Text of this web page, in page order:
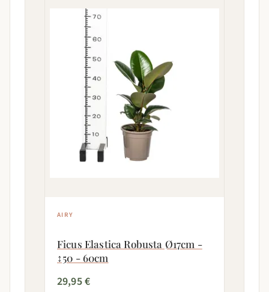
AIRY
Ficus Elastica Robusta Ø17cm -
↕50 - 60cm
29,95 €